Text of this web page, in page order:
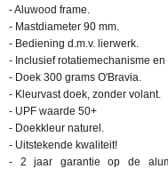
- Aluwood frame.
- Mastdiameter 90 mm.
- Bediening d.m.v. lierwerk.
- Inclusief rotatiemechanisme
- Doek 300 grams O'Bravia.
- Kleurvast doek, zonder volant.
- UPF waarde 50+
- Doekkleur naturel.
- Uitstekende kwaliteit!
- 2 jaar garantie op de